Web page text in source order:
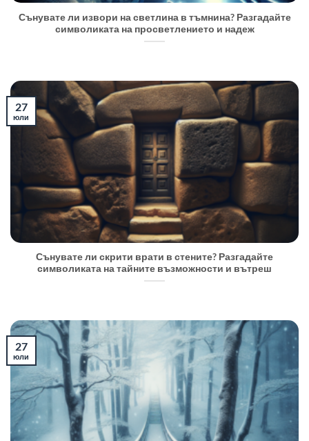
Сънувате ли извори на светлина в тъмнина? Разгадайте
символиката на просветлението и надеж
Сънувате ли скрити врати в стените? Разгадайте
символиката на тайните възможности и вътреш
27
юли
27
юли